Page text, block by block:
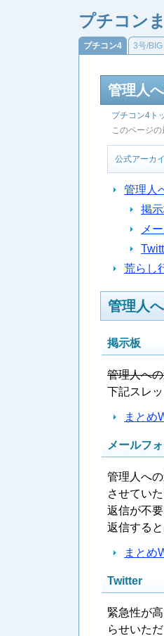
プチコン
プチコン4 3号/BIG
管理人
プチコン4ト
このページ
公式アーカ
管理人
掲
メ
荒らし
管理人
掲示板
管理人へ
下記スレ
まとめ
メールフ
管理人へ
させてい
返信が不
返信すると
まとめ
Twitter
緊急性が
らせいた